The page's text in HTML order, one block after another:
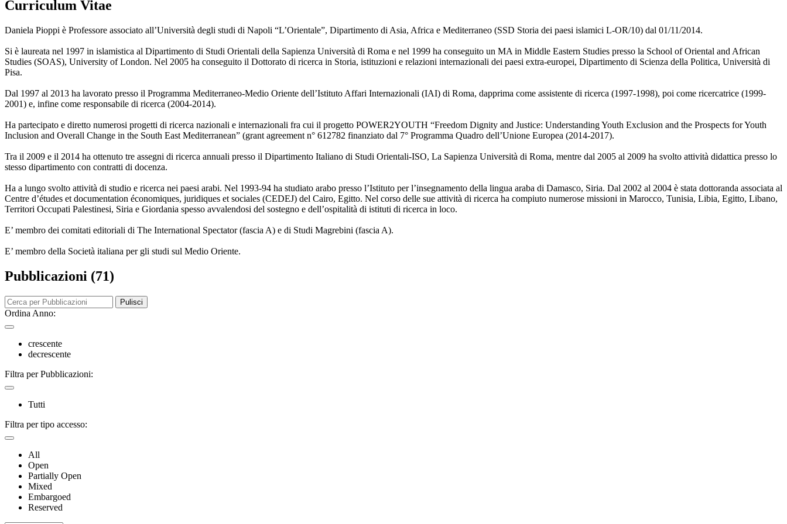
Curriculum Vitae
Daniela Pioppi è Professore associato all’Università degli studi di Napoli “L’Orientale”, Dipartimento di Asia, Africa e Mediterraneo (SSD Storia dei paesi islamici L-OR/10) dal 01/11/2014.
Si è laureata nel 1997 in islamistica al Dipartimento di Studi Orientali della Sapienza Università di Roma e nel 1999 ha conseguito un MA in Middle Eastern Studies presso la School of Oriental and African
Studies (SOAS), University of London. Nel 2005 ha conseguito il Dottorato di ricerca in Storia, istituzioni e relazioni internazionali dei paesi extra-europei, Dipartimento di Scienza della Politica, Università di
Pisa.
Dal 1997 al 2013 ha lavorato presso il Programma Mediterraneo-Medio Oriente dell’Istituto Affari Internazionali (IAI) di Roma, dapprima come assistente di ricerca (1997-1998), poi come ricercatrice (1999-
2001) e, infine come responsabile di ricerca (2004-2014).
Ha partecipato e diretto numerosi progetti di ricerca nazionali e internazionali fra cui il progetto POWER2YOUTH “Freedom Dignity and Justice: Understanding Youth Exclusion and the Prospects for Youth
Inclusion and Overall Change in the South East Mediterranean” (grant agreement n° 612782 finanziato dal 7° Programma Quadro dell’Unione Europea (2014-2017).
Tra il 2009 e il 2014 ha ottenuto tre assegni di ricerca annuali presso il Dipartimento Italiano di Studi Orientali-ISO, La Sapienza Università di Roma, mentre dal 2005 al 2009 ha svolto attività didattica presso lo
stesso dipartimento con contratti di docenza.
Ha a lungo svolto attività di studio e ricerca nei paesi arabi. Nel 1993-94 ha studiato arabo presso l’Istituto per l’insegnamento della lingua araba di Damasco, Siria. Dal 2002 al 2004 è stata dottoranda associata al
Centre d’études et documentation économiques, juridiques et sociales (CEDEJ) del Cairo, Egitto. Nel corso delle sue attività di ricerca ha compiuto numerose missioni in Marocco, Tunisia, Libia, Egitto, Libano,
Territori Occupati Palestinesi, Siria e Giordania spesso avvalendosi del sostegno e dell’ospitalità di istituti di ricerca in loco.
E’ membro dei comitati editoriali di The International Spectator (fascia A) e di Studi Magrebini (fascia A).
E’ membro della Società italiana per gli studi sul Medio Oriente.
Pubblicazioni (71)
Pulisci
Ordina Anno:
crescente
decrescente
Filtra per Pubblicazioni:
Tutti
Filtra per tipo accesso:
All
Open
Partially Open
Mixed
Embargoed
Reserved